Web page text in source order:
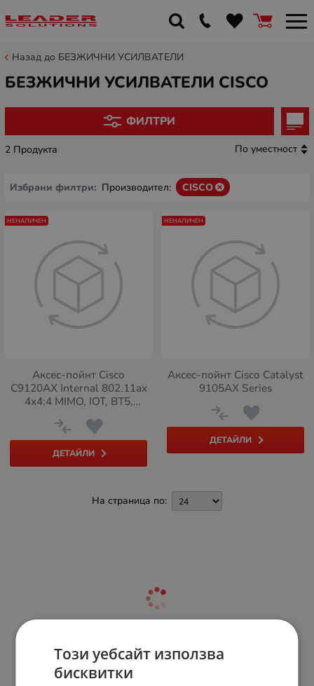
Назад до БЕЗЖИЧНИ УСИЛВАТЕЛИ
БЕЗЖИЧНИ УСИЛВАТЕЛИ CISCO
ФИЛТРИ
2 Продукта По уместност
Избрани филтри: Производител: CISCO
Аксес-пойнт Cisco
C9120AX Internal 802.11ax
4x4:4 MIMO, IOT, BT5,
ДЕТАЙЛИ
НЕНАЛИЧЕН
Аксес-пойнт Cisco Catalyst
9105AX Series
ДЕТАЙЛИ
НЕНАЛИЧЕН
На страница по:
Този уебсайт използва
бисквитки